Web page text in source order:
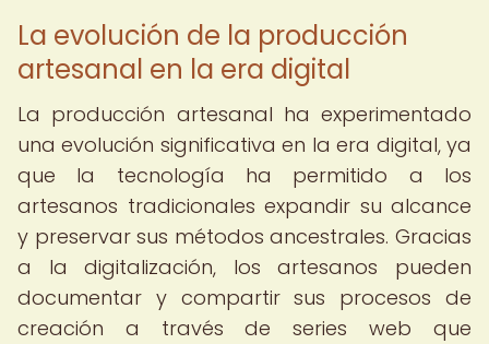
La evolución de la producción
artesanal en la era digital
La producción artesanal ha experimentado
una evolución significativa en la era digital, ya
que la tecnología ha permitido a los
artesanos tradicionales expandir su alcance
y preservar sus métodos ancestrales. Gracias
a la digitalización, los artesanos pueden
documentar y compartir sus procesos de
creación a través de series web que